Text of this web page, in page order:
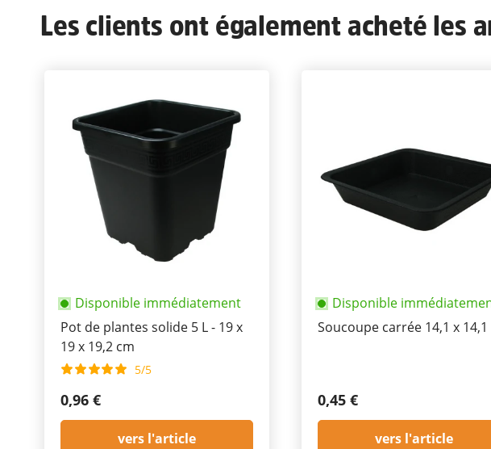
Les clients ont également acheté les
Disponible immédiatement
Pot de plantes solide 5 L - 19 x
19 x 19,2 cm
5/5
0,96 €
vers l'article
Disponible
Soucoupe carrée 14,1 x 14,1
0,45 €
vers l'article